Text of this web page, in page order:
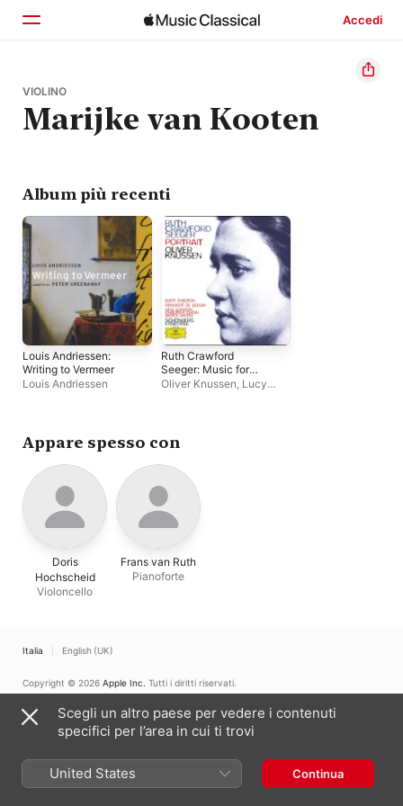
Accedi
Home
Scopri
VIOLINO
Marijke van Kooten
Album più recenti
Louis Andriessen:
Writing to Vermeer
Louis Andriessen
Ruth Crawford
Seeger: Music for
Small Orchestra, etc -
Oliver Knussen, Lucy
Appare spesso con
Doris
Hochscheid
Violoncello
Frans van Ruth
Pianoforte
Italia English (UK)
Copyright © 2026 Apple Inc. Tutti i diritti riservati.
Supporto
Feedback
Scegli un altro paese per vedere i contenuti
specifici per l’area in cui ti trovi
United States Continua